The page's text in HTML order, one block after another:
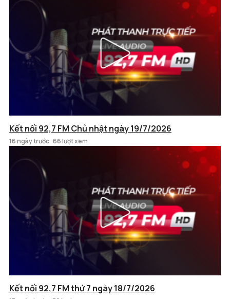
Kết nối 92,7 FM Chủ nhật ngày 19/7/2026
16 ngày trước 66 lượt xem
Kết nối 92,7 FM thứ 7 ngày 18/7/2026